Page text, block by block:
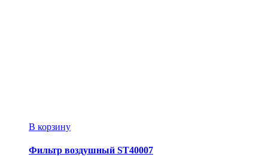
В корзину
Фильтр воздушный ST40007